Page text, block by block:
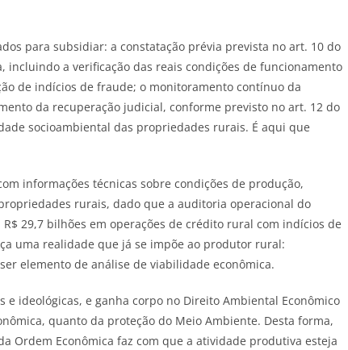
para subsidiar: a constatação prévia prevista no art. 10 do
incluindo a verificação das reais condições de funcionamento
de indícios de fraude; o monitoramento contínuo da
da recuperação judicial, conforme previsto no art. 12 do
socioambiental das propriedades rurais. É aqui que
informações técnicas sobre condições de produção,
rurais, dado que a auditoria operacional do
29,7 bilhões em operações de crédito rural com indícios de
uma realidade que já se impõe ao produtor rural:
elemento de análise de viabilidade econômica.
ideológicas, e ganha corpo no Direito Ambiental Econômico
quanto da proteção do Meio Ambiente. Desta forma,
Ordem Econômica faz com que a atividade produtiva esteja